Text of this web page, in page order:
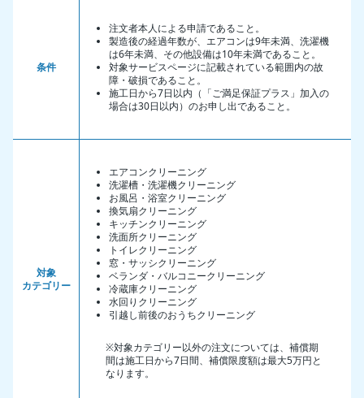
条件
注文者本人による申請であること。
製造後の経過年数が、エアコンは9年未満、洗濯機
は6年未満、その他設備は10年未満であること。
対象サービスページに記載されている範囲内の故
障・破損であること。
施工日から7日以内（「ご満足保証プラス」加入の
場合は30日以内）のお申し出であること。
対象
カテゴリー
エアコンクリーニング
洗濯槽・洗濯機クリーニング
お風呂・浴室クリーニング
換気扇クリーニング
キッチンクリーニング
洗面所クリーニング
トイレクリーニング
窓・サッシクリーニング
ベランダ・バルコニークリーニング
冷蔵庫クリーニング
水回りクリーニング
引越し前後のおうちクリーニング
※対象カテゴリー以外の注文については、補償期
間は施工日から7日間、補償限度額は最大5万円と
なります。